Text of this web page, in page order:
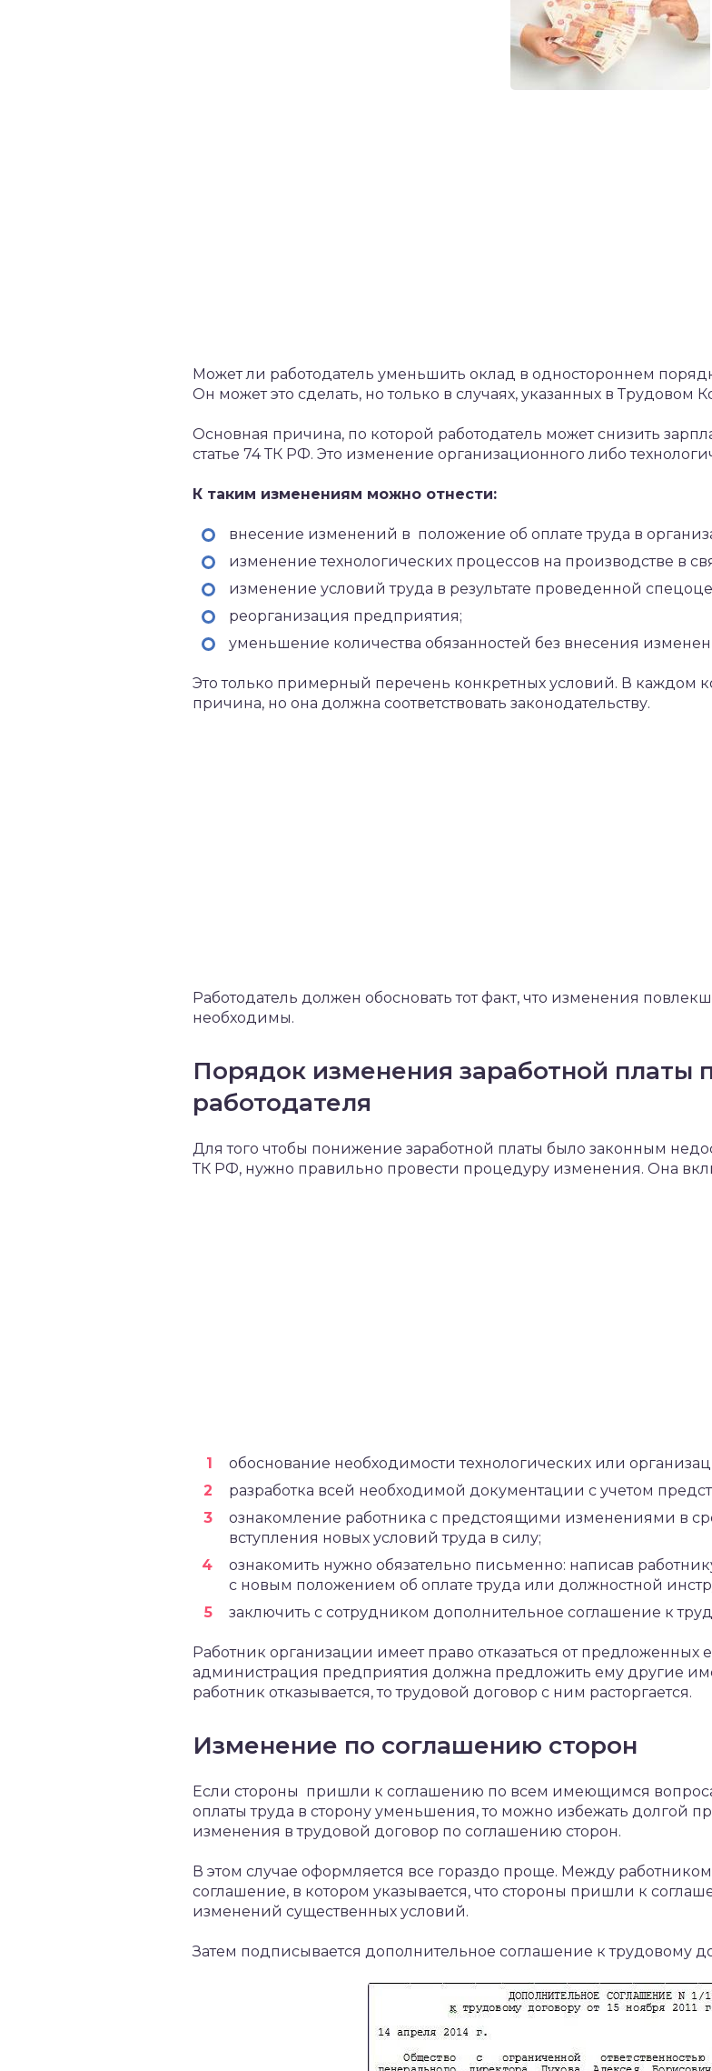
Может ли работодатель уменьшить оклад в одностороннем
Он может это сделать, но только в случаях, указанных в Трудовом
Основная причина, по которой работодатель может снизить
статье 74 ТК РФ. Это изменение организационного либо
К таким изменениям можно отнести:
внесение изменений в положение об оплате труда в
изменение технологических процессов на производстве в
изменение условий труда в результате проведенной
реорганизация предприятия;
уменьшение количества обязанностей без внесения
Это только примерный перечень конкретных условий. В каждом
причина, но она должна соответствовать законодательству.
Работодатель должен обосновать тот факт, что изменения
необходимы.
Порядок изменения заработной платы
работодателя
Для того чтобы понижение заработной платы было законным
ТК РФ, нужно правильно провести процедуру изменения. Она
обоснование необходимости технологических или
разработка всей необходимой документации с учетом
ознакомление работника с предстоящими изменениями в
вступления новых условий труда в силу;
ознакомить нужно обязательно письменно: написав
с новым положением об оплате труда или должностной
заключить с сотрудником дополнительное соглашение к
Работник организации имеет право отказаться от предложенных
администрация предприятия должна предложить ему другие
работник отказывается, то трудовой договор с ним расторгается.
Изменение по соглашению сторон
Если стороны пришли к соглашению по всем имеющимся
оплаты труда в сторону уменьшения, то можно избежать долгой
изменения в трудовой договор по соглашению сторон.
В этом случае оформляется все гораздо проще. Между
соглашение, в котором указывается, что стороны пришли к
изменений существенных условий.
Затем подписывается дополнительное соглашение к трудовому